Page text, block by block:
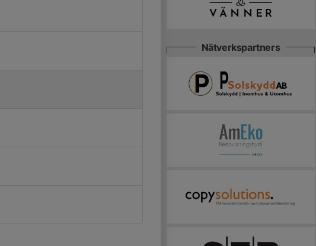
Nätverkspartners